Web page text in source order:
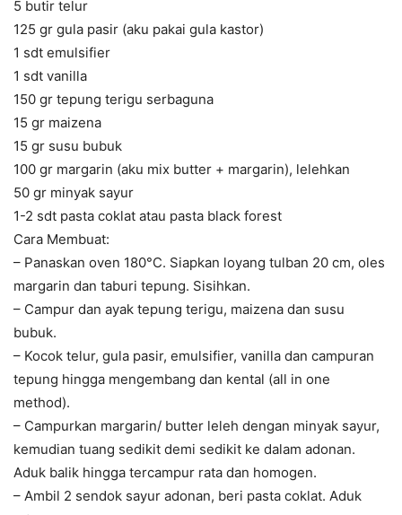
5 butir telur
125 gr gula pasir (aku pakai gula kastor)
1 sdt emulsifier
1 sdt vanilla
150 gr tepung terigu serbaguna
15 gr maizena
15 gr susu bubuk
100 gr margarin (aku mix butter + margarin), lelehkan
50 gr minyak sayur
1-2 sdt pasta coklat atau pasta black forest
Cara Membuat:
– Panaskan oven 180°C. Siapkan loyang tulban 20 cm, oles
margarin dan taburi tepung. Sisihkan.
– Campur dan ayak tepung terigu, maizena dan susu
bubuk.
– Kocok telur, gula pasir, emulsifier, vanilla dan campuran
tepung hingga mengembang dan kental (all in one
method).
– Campurkan margarin/ butter leleh dengan minyak sayur,
kemudian tuang sedikit demi sedikit ke dalam adonan.
Aduk balik hingga tercampur rata dan homogen.
– Ambil 2 sendok sayur adonan, beri pasta coklat. Aduk